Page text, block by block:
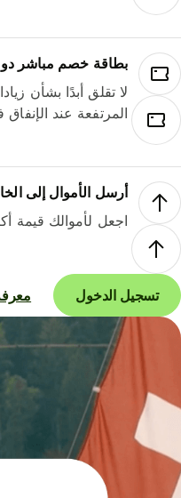
بطاقة خصم مباشر
لا تقلق أبدًا بشأن
المرتفعة عند الإنفاق
أرسل الأموال إلى
اجعل لأموالك قيمة
تسجيل الدخول معرفة